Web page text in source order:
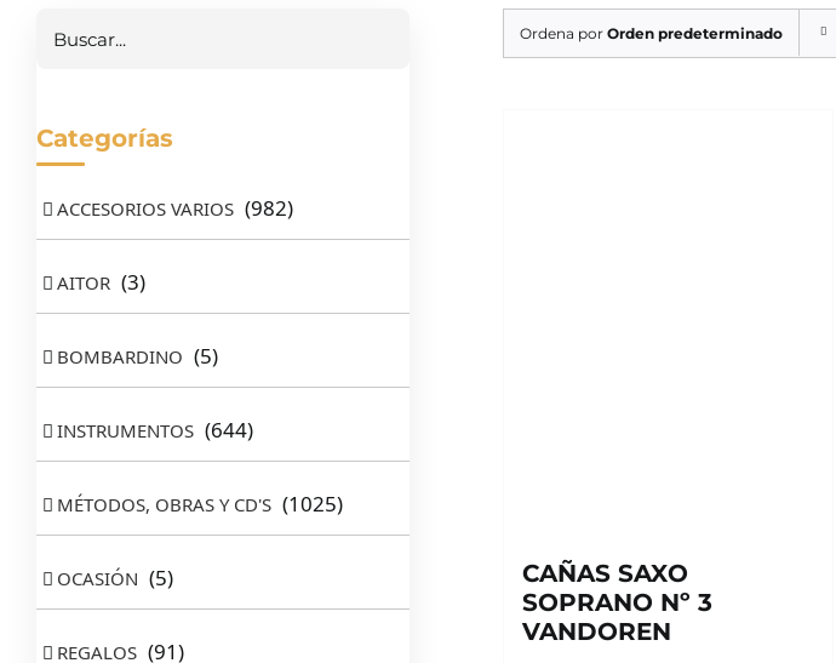
Ordena porOrden predeterminado
CAÑAS SAXO
SOPRANO Nº 3
VANDOREN
Categorías
ACCESORIOS VARIOS (982)
AITOR (3)
BOMBARDINO (5)
INSTRUMENTOS (644)
MÉTODOS, OBRAS Y CD'S (1025)
OCASIÓN (5)
REGALOS (91)